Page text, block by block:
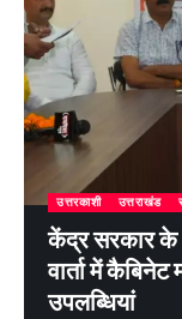
उत्तरकाशी उत्तराखंड
केंद्र सरकार के
वार्ता में कैबिनेट
उपलब्धियां